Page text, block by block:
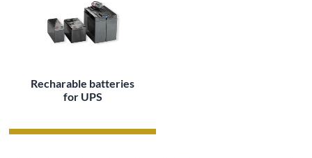
Recharable batteries
for UPS